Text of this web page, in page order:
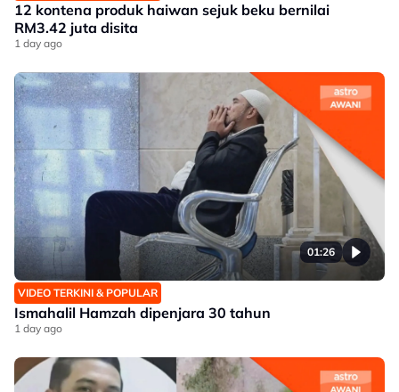
12 kontena produk haiwan sejuk beku bernilai
RM3.42 juta disita
1 day ago
01:26
VIDEO TERKINI & POPULAR
Ismahalil Hamzah dipenjara 30 tahun
1 day ago